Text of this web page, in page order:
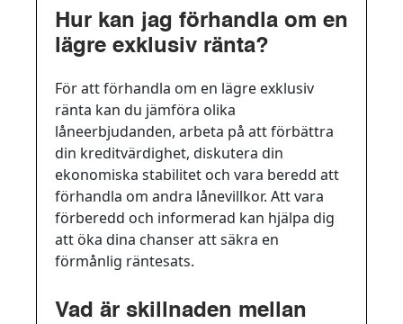
Hur kan jag förhandla om en
lägre exklusiv ränta?
För att förhandla om en lägre exklusiv
ränta kan du jämföra olika
låneerbjudanden, arbeta på att förbättra
din kreditvärdighet, diskutera din
ekonomiska stabilitet och vara beredd att
förhandla om andra lånevillkor. Att vara
förberedd och informerad kan hjälpa dig
att öka dina chanser att säkra en
förmånlig räntesats.
Vad är skillnaden mellan